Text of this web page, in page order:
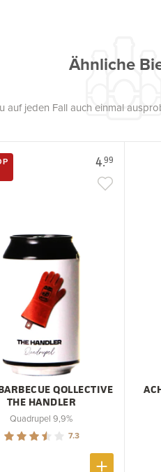
Ähnliche
auf jeden Fall auch einmal
4.99
QOLLECTIVE
THE HANDLER
Quadrupel 9,9%
7.3